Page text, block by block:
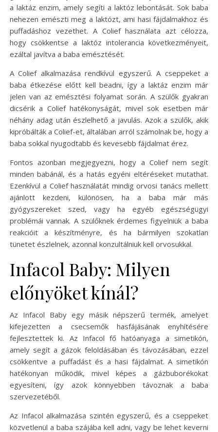
a laktáz enzim, amely segíti a laktóz lebontását. Sok baba
nehezen emészti meg a laktózt, ami hasi fájdalmakhoz és
puffadáshoz vezethet. A Colief használata azt célozza,
hogy csökkentse a laktóz intolerancia következményeit,
ezáltal javítva a baba emésztését.
A Colief alkalmazása rendkívül egyszerű. A cseppeket a
baba étkezése előtt kell beadni, így a laktáz enzim már
jelen van az emésztési folyamat során. A szülők gyakran
dicsérik a Colief hatékonyságát, mivel sok esetben már
néhány adag után észlelhető a javulás. Azok a szülők, akik
kipróbálták a Colief-et, általában arról számolnak be, hogy a
baba sokkal nyugodtabb és kevesebb fájdalmat érez.
Fontos azonban megjegyezni, hogy a Colief nem segít
minden babánál, és a hatás egyéni eltéréseket mutathat.
Ezenkívül a Colief használatát mindig orvosi tanács mellett
ajánlott kezdeni, különösen, ha a baba már más
gyógyszereket szed, vagy ha egyéb egészségügyi
problémái vannak. A szülőknek érdemes figyelniük a baba
reakcióit a készítményre, és ha bármilyen szokatlan
tünetet észlelnek, azonnal konzultálniuk kell orvosukkal.
Infacol Baby: Milyen
előnyöket kínál?
Az Infacol Baby egy másik népszerű termék, amelyet
kifejezetten a csecsemők hasfájásának enyhítésére
fejlesztettek ki. Az Infacol fő hatóanyaga a simetikón,
amely segít a gázok feloldásában és távozásában, ezzel
csökkentve a puffadást és a hasi fájdalmat. A simetikón
hatékonyan működik, mivel képes a gázbuborékokat
egyesíteni, így azok könnyebben távoznak a baba
szervezetéből.
Az Infacol alkalmazása szintén egyszerű, és a cseppeket
közvetlenül a baba szájába kell adni, vagy be lehet keverni